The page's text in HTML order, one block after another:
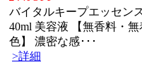
バイタルキープエッセン
40ml 美容液 【無香料・無
色】 濃密な感･･･
>詳細